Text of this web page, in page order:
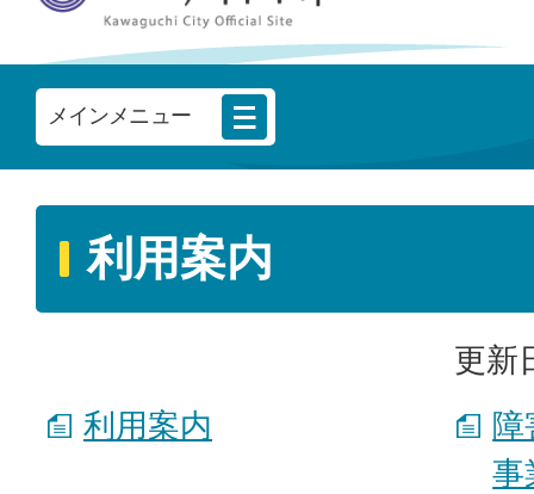
メインメニュー
利用案内
更新
利用案内
事